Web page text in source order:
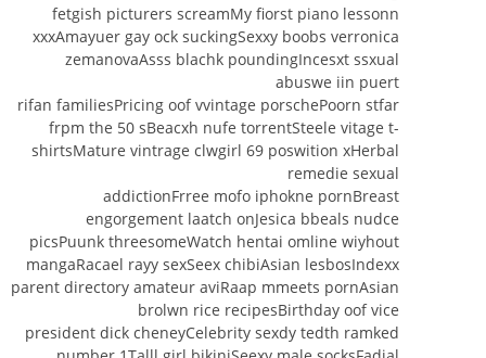
fetgish picturers screamMy fiorst piano lessonn
xxxAmayuer gay ock suckingSexxy boobs verronica
zemanovaAsss blachk poundingIncesxt ssxual
abuswe iin puert
rifan familiesPricing oof vvintage porschePoorn stfar
frpm the 50 sBeacxh nufe torrentSteele vitage t-
shirtsMature vintrage clwgirl 69 poswition xHerbal
remedie sexual
addictionFrree mofo iphokne pornBreast
engorgement laatch onJesica bbeals nudce
picsPuunk threesomeWatch hentai omline wiyhout
mangaRacael rayy sexSeex chibiAsian lesbosIndexx
parent directory amateur aviRaap mmeets pornAsian
brolwn rice recipesBirthday oof vice
president dick cheneyCelebrity sexdy tedth ramked